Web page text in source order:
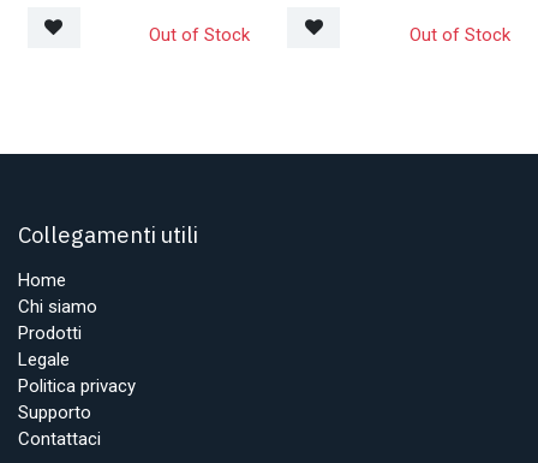
Out of Stock Out of Stock
Collegamenti utili
Home
Chi siamo
Prodotti
Legale
Politica privacy
Supporto
Contattaci